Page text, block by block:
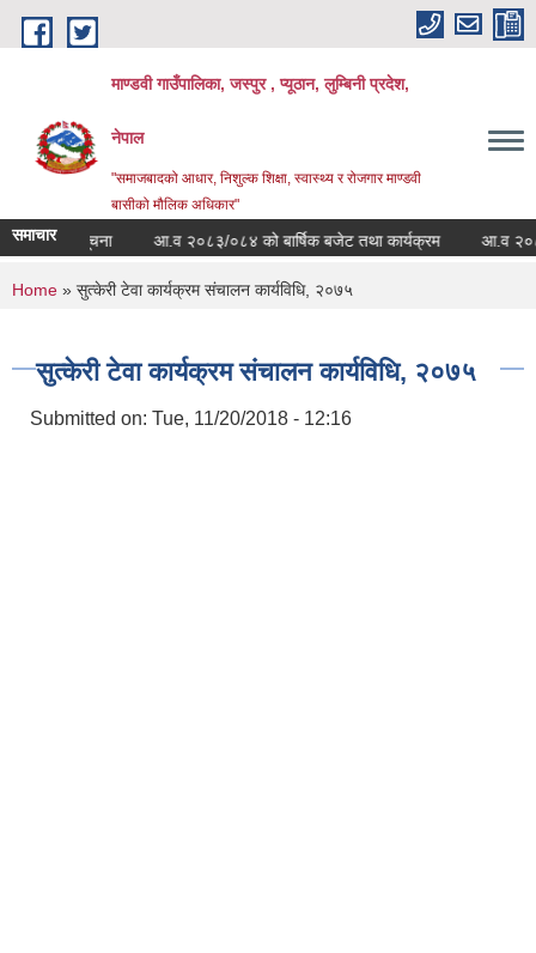
Skip to main content
माण्डवी गाउँपालिका, जस्पुर , प्यूठान, लुम्बिनी प्रदेश,
नेपाल
"समाजबादको आधार, निशुल्क शिक्षा, स्वास्थ्य र रोजगार माण्डवी
बासीको मौलिक अधिकार"
समाचारसूचना आ.व २०८३/०८४ को बार्षिक बजेट तथा कार्यक्रम आ.व २०८३/
You are here
Home » सुत्केरी टेवा कार्यक्रम संचालन कार्यविधि, २०७५
सुत्केरी टेवा कार्यक्रम संचालन कार्यविधि, २०७५
Submitted on: Tue, 11/20/2018 - 12:16